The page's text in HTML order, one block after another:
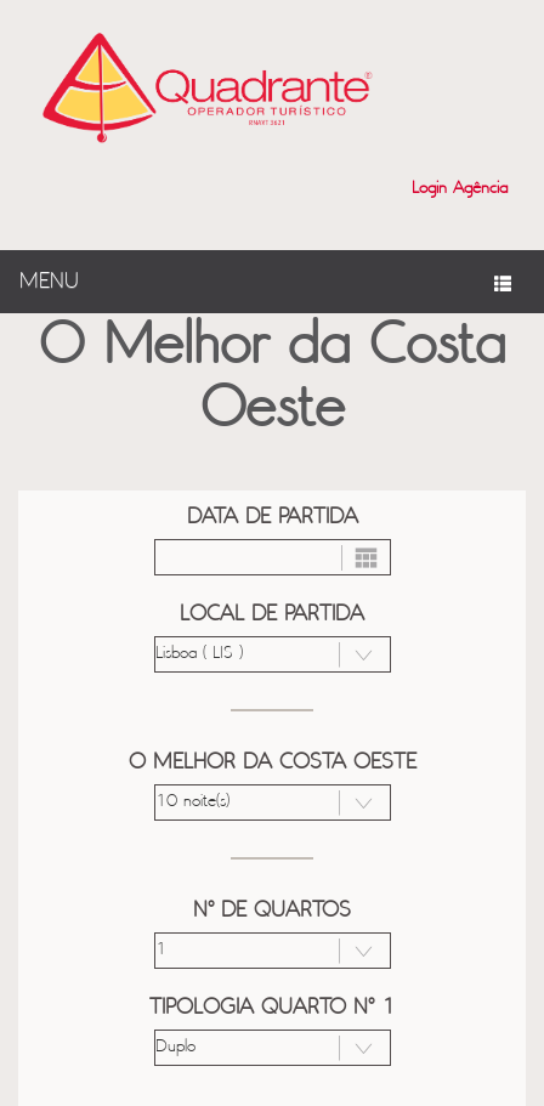
Login Agência
MENU
O Melhor da Costa
Oeste
DATA DE PARTIDA
LOCAL DE PARTIDA
O MELHOR DA COSTA OESTE
Nº DE QUARTOS
TIPOLOGIA QUARTO Nº 1